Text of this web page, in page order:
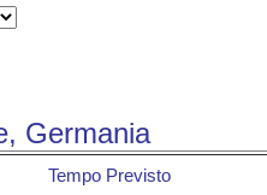
Germania
Tempo Previsto